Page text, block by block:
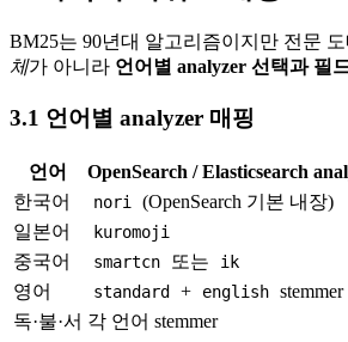
BM25는 90년대 알고리즘이지만 전문
체가 아니라 언어별 analyzer 선택과 필
3.1 언어별 analyzer 매핑
언어 OpenSearch / Elasticsearch
한국어
nori (OpenSearch 기본 내장)
일본어
kuromoji
중국어
smartcn 또는 ik
영어
standard + english stemmer
독·불·서 각 언어 stemmer